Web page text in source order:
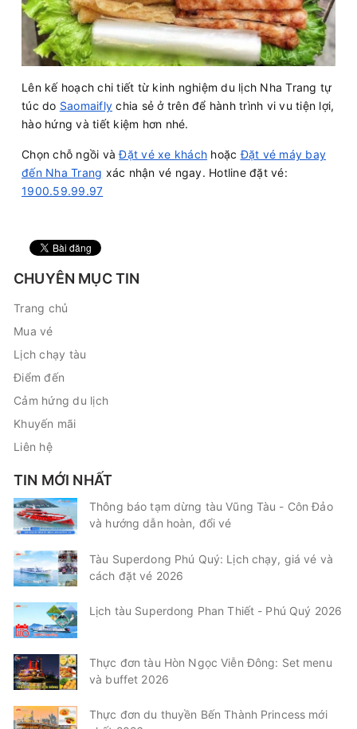
Lên kế hoạch chi tiết từ kinh nghiệm du lịch Nha Trang tự
túc do Saomaifly chia sẻ ở trên để hành trình vi vu tiện lợi,
hào hứng và tiết kiệm hơn nhé.
Chọn chỗ ngồi vàĐặt vé xe khách hoặcĐặt vé máy bay
đến Nha Trang xác nhận vé ngay. Hotline đặt vé:
1900.59.99.97
CHUYÊN MỤC TIN
Trang chủ
Mua vé
Lịch chạy tàu
Điểm đến
Cảm hứng du lịch
Khuyến mãi
Liên hệ
TIN MỚI NHẤT
Thông báo tạm dừng tàu Vũng Tàu - Côn Đảo
và hướng dẫn hoàn, đổi vé
Tàu Superdong Phú Quý: Lịch chạy, giá vé và
cách đặt vé 2026
Lịch tàu Superdong Phan Thiết - Phú Quý 2026
Thực đơn tàu Hòn Ngọc Viễn Đông: Set menu
và buffet 2026
Thực đơn du thuyền Bến Thành Princess mới